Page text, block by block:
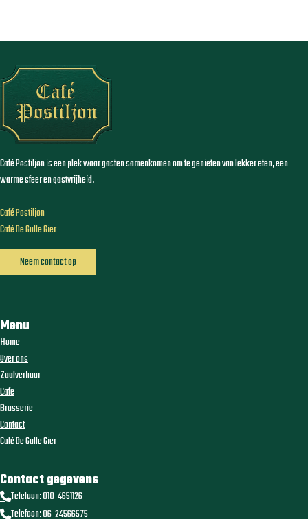
Café Postiljon is een plek waar gasten samenkomen om te genieten van lekker eten, een
warme sfeer en gastvrijheid.
Café Postiljon
Café De Gulle Gier
Neem contact op
Menu
Home
Over ons
Zaalverhuur
Cafe
Brasserie
Contact
Café De Gulle Gier
Contact gegevens
Telefoon: 010-4651126
Telefoon: 06-24566575